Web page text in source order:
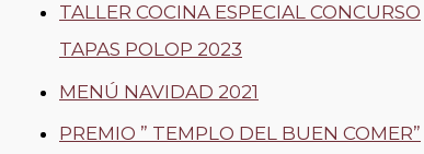
TALLER COCINA ESPECIAL CONCURSO
TAPAS POLOP 2023
MENÚ NAVIDAD 2021
PREMIO ” TEMPLO DEL BUEN COMER”